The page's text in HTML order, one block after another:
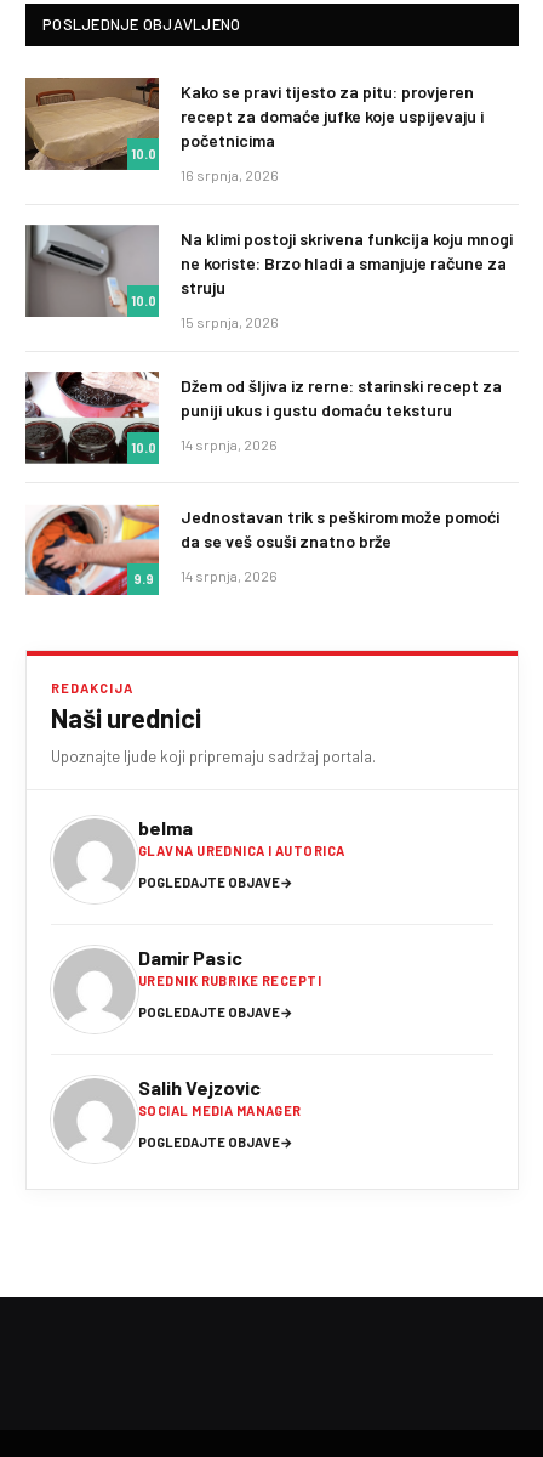
POSLJEDNJE OBJAVLJENO
10.0
Kako se pravi tijesto za pitu: provjeren
recept za domaće jufke koje uspijevaju i
početnicima
16 srpnja, 2026
10.0
Na klimi postoji skrivena funkcija koju mnogi
ne koriste: Brzo hladi a smanjuje račune za
struju
15 srpnja, 2026
10.0
Džem od šljiva iz rerne: starinski recept za
puniji ukus i gustu domaću teksturu
14 srpnja, 2026
9.9
Jednostavan trik s peškirom može pomoći
da se veš osuši znatno brže
14 srpnja, 2026
REDAKCIJA
Naši urednici
Upoznajte ljude koji pripremaju sadržaj portala.
belma
GLAVNA UREDNICA I AUTORICA
POGLEDAJTE OBJAVE→
Damir Pasic
UREDNIK RUBRIKE RECEPTI
POGLEDAJTE OBJAVE→
Salih Vejzovic
SOCIAL MEDIA MANAGER
POGLEDAJTE OBJAVE→